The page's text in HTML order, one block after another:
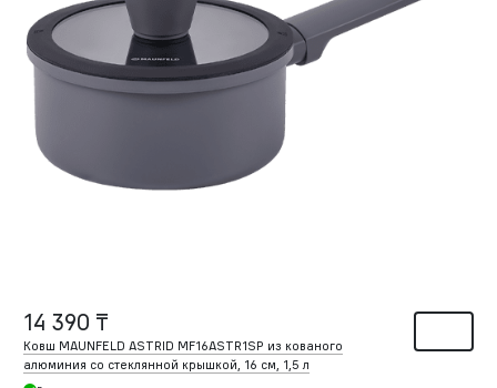
14 390 ₸
Ковш MAUNFELD ASTRID MF16ASTR1SP из кованого
алюминия со стеклянной крышкой, 16 см, 1,5 л